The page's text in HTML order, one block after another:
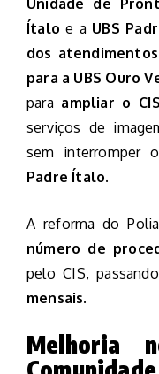
Ítalo e a UBS
dos
para a UBS Ouro
para ampliar o CIS
serviços de
sem interromper
Padre Ítalo.
A reforma do
número de
pelo CIS,
mensais.
Melhoria